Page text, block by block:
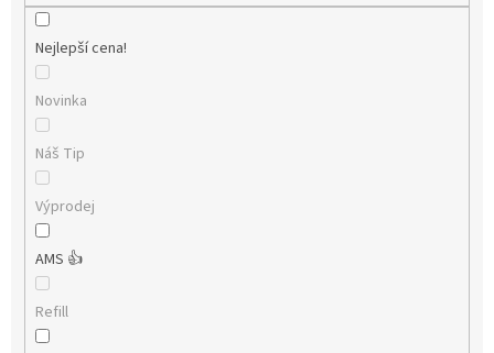
Nejlepší cena!
Novinka
Náš Tip
Výprodej
AMS 👍
Refill